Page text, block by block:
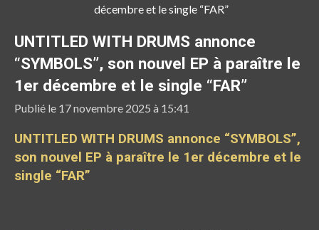
décembre et le single “FAR”
UNTITLED WITH DRUMS annonce
“SYMBOLS”, son nouvel EP à paraître le
1er décembre et le single “FAR”
Publié le 17 novembre 2025 à 15:41
UNTITLED WITH DRUMS annonce “SYMBOLS”,
son nouvel EP à paraître le 1er décembre et le
single “FAR”